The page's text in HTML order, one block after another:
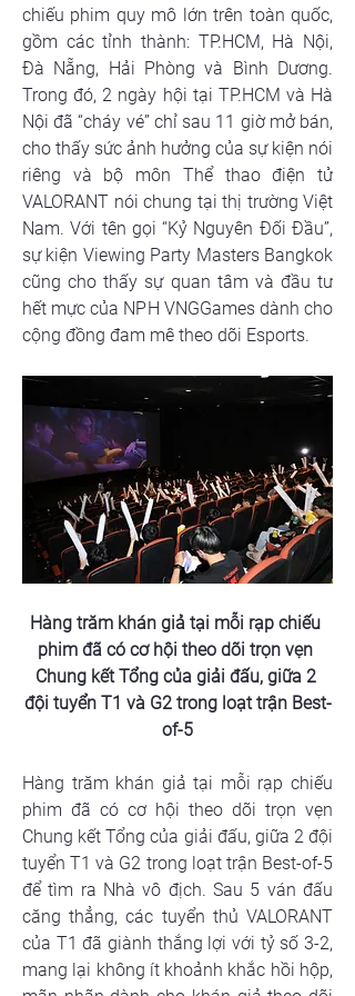
chiếu phim quy mô lớn trên toàn quốc,
gồm các tỉnh thành: TP.HCM, Hà Nội,
Đà Nẵng, Hải Phòng và Bình Dương.
Trong đó, 2 ngày hội tại TP.HCM và Hà
Nội đã “cháy vé” chỉ sau 11 giờ mở bán,
cho thấy sức ảnh hưởng của sự kiện nói
riêng và bộ môn Thể thao điện tử
VALORANT nói chung tại thị trường Việt
Nam. Với tên gọi “Kỷ Nguyên Đối Đầu”,
sự kiện Viewing Party Masters Bangkok
cũng cho thấy sự quan tâm và đầu tư
hết mực của NPH VNGGames dành cho
cộng đồng đam mê theo dõi Esports.
Hàng trăm khán giả tại mỗi rạp chiếu
phim đã có cơ hội theo dõi trọn vẹn
Chung kết Tổng của giải đấu, giữa 2
đội tuyển T1 và G2 trong loạt trận Best-
of-5
Hàng trăm khán giả tại mỗi rạp chiếu
phim đã có cơ hội theo dõi trọn vẹn
Chung kết Tổng của giải đấu, giữa 2 đội
tuyển T1 và G2 trong loạt trận Best-of-5
để tìm ra Nhà vô địch. Sau 5 ván đấu
căng thẳng, các tuyển thủ VALORANT
của T1 đã giành thắng lợi với tỷ số 3-2,
mang lại không ít khoảnh khắc hồi hộp,